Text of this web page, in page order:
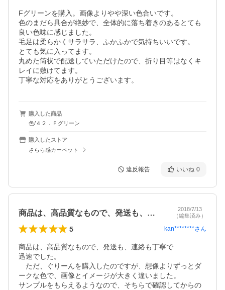
Fグリーンを購入。画像よりやや深い色合いです。
色のまだら具合が絶妙で、全体的に落ち着きのあるとても
良い色味に感じました。
毛足は柔らかくサラサラ、ふかふかで気持ちいいです。
とても気に入ってます。
丸めた筒状で配送していただけたので、折り目等はなくキ
レイに敷けてます。
丁寧な対応をありがとうございます。
購入した商品
色/４２．Ｆグリーン
購入したストア
さらら感カーペット
違反報告 いいね 0
商品は、高品質なもので、発送も、連絡も…
2018/7/13
（編集済み）
5 kan********さん
商品は、高品質なもので、発送も、連絡も丁寧で
迅速でした。
ただ、ぐりーんを購入したのですが、想像よりずっとダ
ークな色で、画像とイメージが大きく違いました。
サンプルをもらえるようなので、そちらで確認してからの